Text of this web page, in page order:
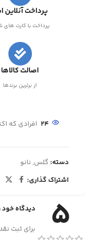
پرداخت آنلاین
پرداخت با کارت های
اصالت کالاها
از برترین برندها
24 افرادی که
دسته: گلس, نانو
اشتراک گذاری:
5
دیدگاه خود
برای ثبت